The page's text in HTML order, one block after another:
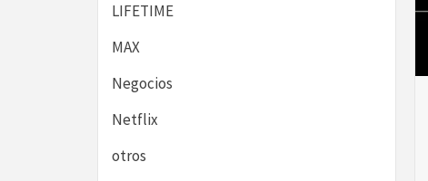
LIFETIME
MAX
Negocios
Netflix
otros